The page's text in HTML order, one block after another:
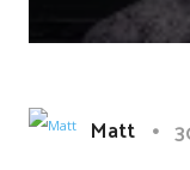
Matt